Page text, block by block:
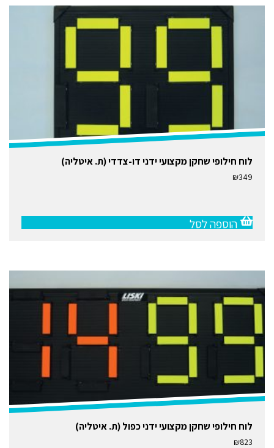
לוח חילופי שחקן מקצועי ידני דו-צדדי (ת. איטליה)
₪349
הוספה לסל
לוח חילופי שחקן מקצועי ידני כפול (ת. איטליה)
₪823